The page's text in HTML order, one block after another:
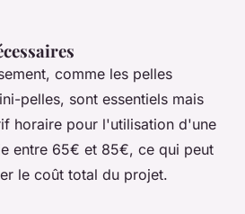
comme les pelles
pelles, sont essentiels mais
horaire pour l'utilisation d'une
entre 65€ et 85€, ce qui peut
le coût total du projet.